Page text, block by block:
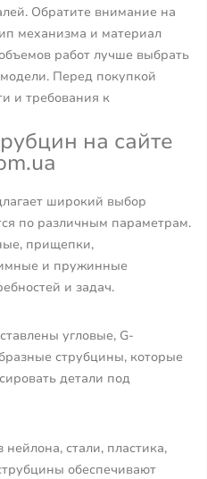
Обратите внимание на
механизма и материал
работ лучше выбрать
Перед покупкой
и требования к
на сайте
широкий выбор
по различным параметрам.
прищепки,
и пружинные
и задач.
угловые, G-
струбцины, которые
детали под
стали, пластика,
обеспечивают